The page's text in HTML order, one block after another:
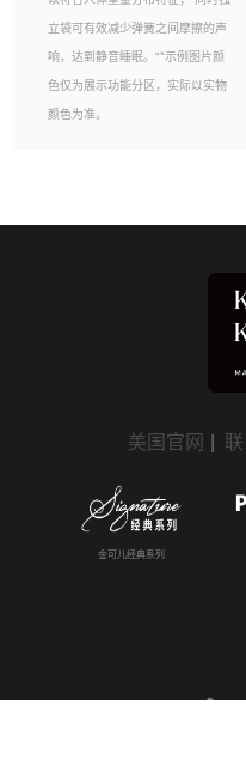
立袋可有效减少弹簧之间摩擦的声
响，达到静音睡眠。"*示例图片颜
色仅为展示功能分区，实际以实物
颜色为准。
美国官网 |
金可儿经典系列